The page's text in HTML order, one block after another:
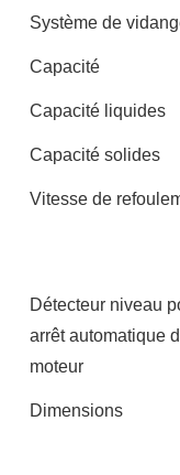
Système de
Capacité
Capacité liquides
Capacité solides
Vitesse de
Détecteur niveau
arrêt automatique
moteur
Dimensions